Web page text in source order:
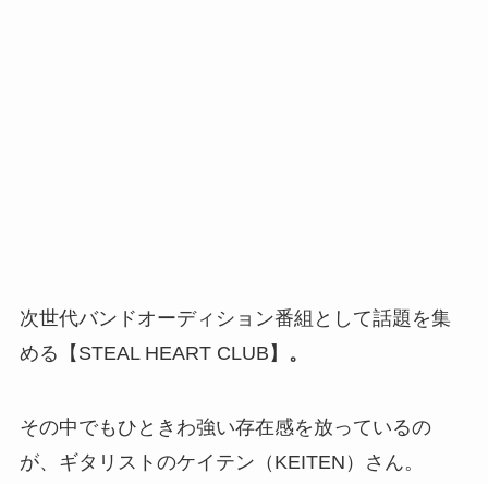
次世代バンドオーディション番組として話題を集
める【STEAL HEART CLUB】
。
その中でもひときわ強い存在感を放っているの
が、ギタリストのケイテン（KEITEN）さん。